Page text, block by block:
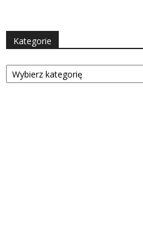
Kategorie
Kategorie